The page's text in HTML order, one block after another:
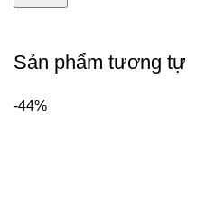
Sản phẩm tương tự
-44%